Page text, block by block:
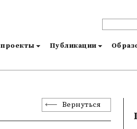
Публикации
Вернуться